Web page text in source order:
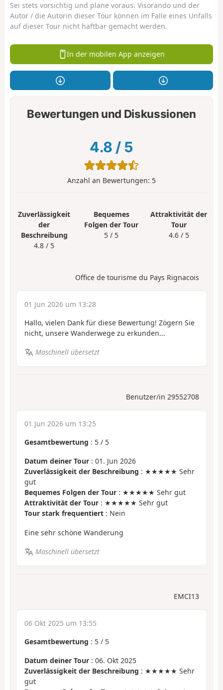
Sei stets vorsichtig und plane voraus. Visorando und der
Autor / die Autorin dieser Tour können im Falle eines Unfalls
auf dieser Tour nicht haftbar gemacht werden.
In der mobilen App anzeigen
Bewertungen und Diskussionen
4.8 / 5
Anzahl an Bewertungen: 5
Zuverlässigkeit
der
Beschreibung
4.8 / 5
Bequemes
Folgen der Tour
5 / 5
Attraktivität der
Tour
4.6 / 5
Office de tourisme du Pays Rignacois
01 Jun 2026 um 13:28
Hallo, vielen Dank für diese Bewertung! Zögern Sie
nicht, unsere Wanderwege zu erkunden...
Maschinell übersetzt
Benutzer/in 29552708
01 Jun 2026 um 13:25
Gesamtbewertung : 5 / 5
Datum deiner Tour : 01. Jun 2026
Zuverlässigkeit der Beschreibung : ★★★★★ Sehr
gut
Bequemes Folgen der Tour : ★★★★★ Sehr gut
Attraktivität der Tour : ★★★★★ Sehr gut
Tour stark frequentiert : Nein
Eine sehr schöne Wanderung
Maschinell übersetzt
EMCI13
06 Okt 2025 um 13:55
Gesamtbewertung : 5 / 5
Datum deiner Tour : 06. Okt 2025
Zuverlässigkeit der Beschreibung : ★★★★★ Sehr
gut